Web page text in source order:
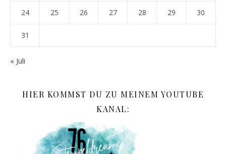
24 25 26 27 28 29 30
31
« Juli
HIER KOMMST DU ZU MEINEM YOUTUBE
KANAL: